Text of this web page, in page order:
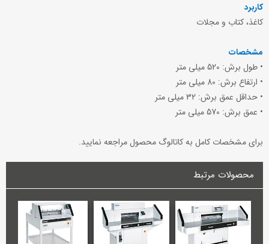
کاربرد
کاغذ، کتاب و مجلات
مشخصات
• طول برش: 520 میلی متر
• ارتفاع برش: 80 میلی متر
• حداقل عمق برش: 32 میلی متر
• عمق برش: 570 میلی متر
برای مشخصات کامل به کاتالوگ محصول مراجعه نمایید.
محصولات مرتبط